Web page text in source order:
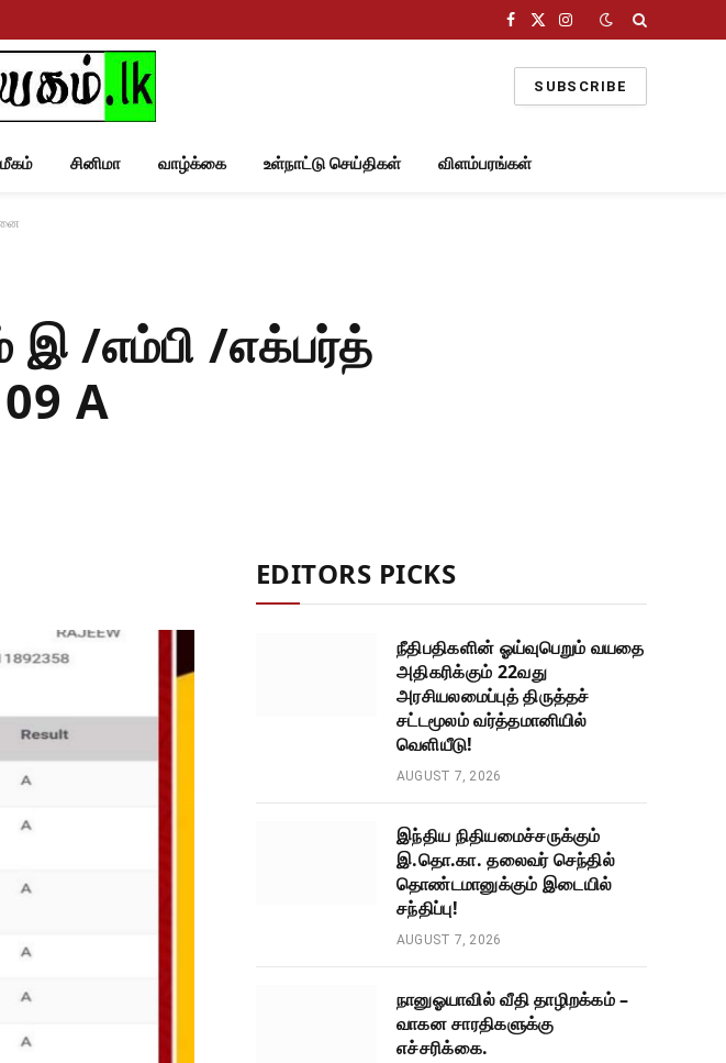
Facebook
X
Instagram
SUBSCRIBE
சினிமா வாழ்க்கை உள்நாட்டு செய்திகள் விளம்பரங்கள்
இ /எம்பி /எக்பர்த்
A
EDITORS PICKS
நீதிபதிகளின் ஓய்வுபெறும் வயதை
அதிகரிக்கும் 22வது
அரசியலமைப்புத் திருத்தச்
சட்டமூலம் வர்த்தமானியில்
வெளியீடு!
AUGUST 7, 2026
இந்திய நிதியமைச்சருக்கும்
இ.தொ.கா. தலைவர் செந்தில்
தொண்டமானுக்கும் இடையில்
சந்திப்பு!
AUGUST 7, 2026
நானுஓயாவில் வீதி தாழிறக்கம் –
வாகன சாரதிகளுக்கு
எச்சரிக்கை.